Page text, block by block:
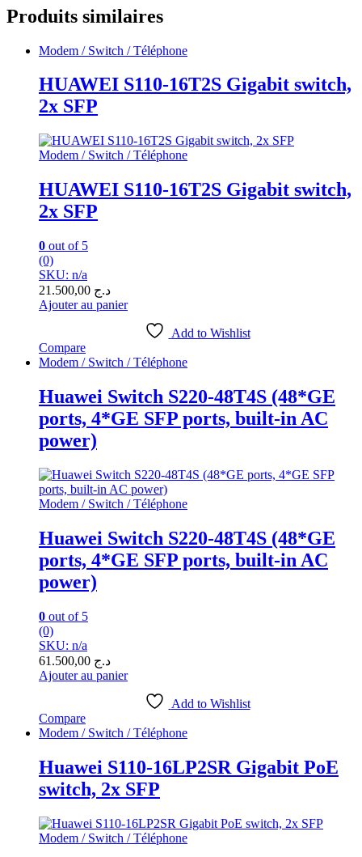
Produits similaires
Modem / Switch / Téléphone
HUAWEI S110-16T2S Gigabit switch,
2x SFP
Modem / Switch / Téléphone
HUAWEI S110-16T2S Gigabit switch,
2x SFP
0 out of 5
(0)
SKU: n/a
د.ج
Ajouter au panier
Add to Wishlist
Compare
Modem / Switch / Téléphone
Huawei Switch S220-48T4S (48*GE
ports, 4*GE SFP ports, built-in AC
power)
Modem / Switch / Téléphone
Huawei Switch S220-48T4S (48*GE
ports, 4*GE SFP ports, built-in AC
power)
0 out of 5
(0)
SKU: n/a
د.ج
Ajouter au panier
Add to Wishlist
Compare
Modem / Switch / Téléphone
Huawei S110-16LP2SR Gigabit PoE
switch, 2x SFP
Modem / Switch / Téléphone